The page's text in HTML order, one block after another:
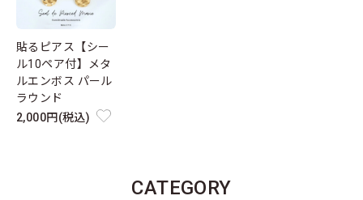
貼るピアス【シー
ル10ペア付】メタ
ルエンボス パール
ラウンド
2,000円(税込)
CATEGORY